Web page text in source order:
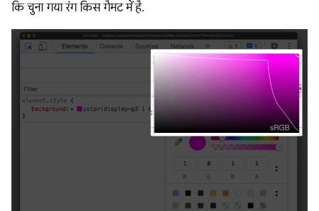
कि चुना गया रंग किस गैमट में है.